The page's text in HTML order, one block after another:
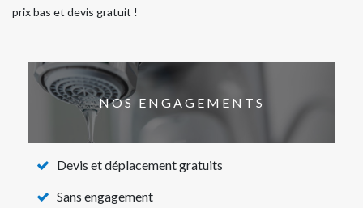
prix bas et devis gratuit !
NOS ENGAGEMENTS
Devis et déplacement gratuits
Sans engagement